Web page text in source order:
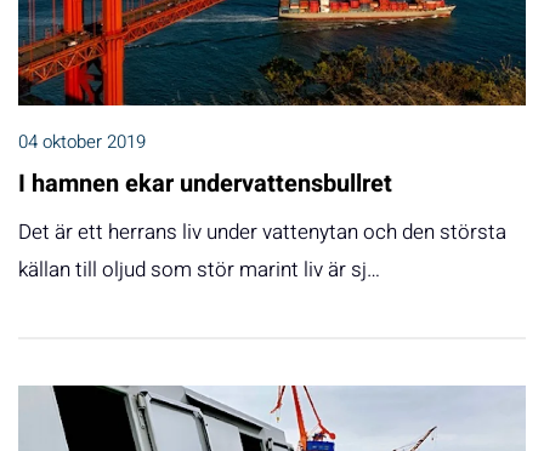
04 oktober 2019
I hamnen ekar undervattensbullret
Det är ett herrans liv under vattenytan och den största
källan till oljud som stör marint liv är sj…